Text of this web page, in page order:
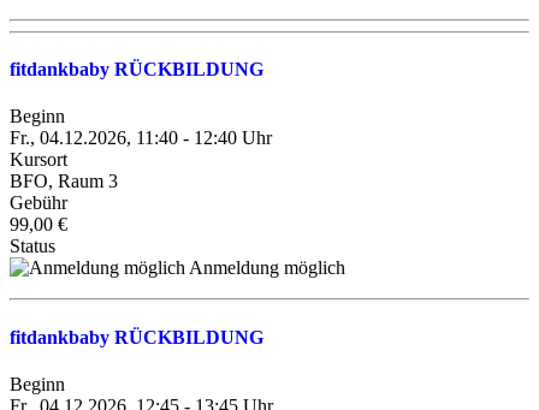
fitdankbaby RÜCKBILDUNG
Beginn
Fr., 04.12.2026, 11:40 - 12:40 Uhr
Kursort
BFO, Raum 3
Gebühr
99,00 €
Status
Anmeldung möglich
fitdankbaby RÜCKBILDUNG
Beginn
Fr., 04.12.2026, 12:45 - 13:45 Uhr